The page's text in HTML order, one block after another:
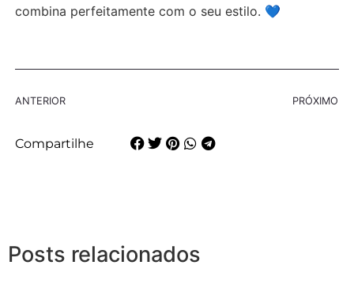
combina perfeitamente com o seu estilo. 💙
ANTERIOR PRÓXIMO
Compartilhe
Posts relacionados